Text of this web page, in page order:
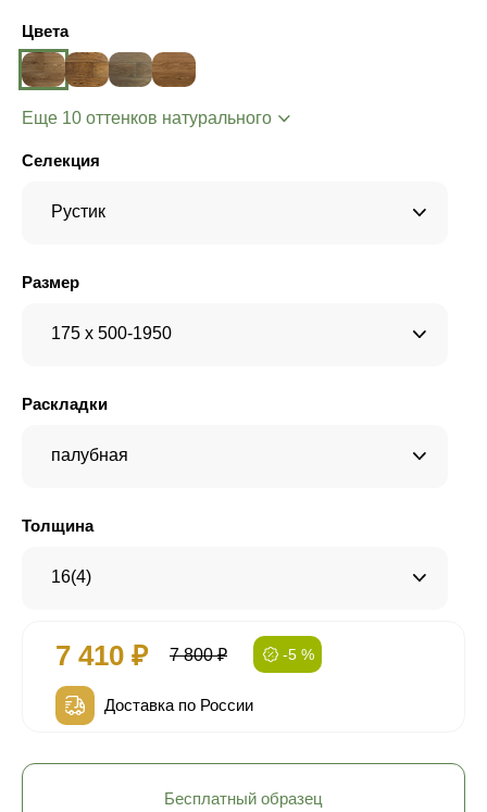
Цвета
Еще 10 оттенков натурального
Селекция
Рустик
Размер
175 x 500-1950
Раскладки
палубная
Толщина
16(4)
7 410 ₽ 7 800 ₽ -5 %
Доставка по России
Бесплатный образец